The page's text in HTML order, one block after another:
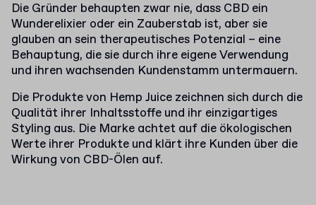
Die Gründer behaupten zwar nie, dass CBD ein
Wunderelixier oder ein Zauberstab ist, aber sie
glauben an sein therapeutisches Potenzial – eine
Behauptung, die sie durch ihre eigene Verwendung
und ihren wachsenden Kundenstamm untermauern.
Die Produkte von Hemp Juice zeichnen sich durch die
Qualität ihrer Inhaltsstoffe und ihr einzigartiges
Styling aus. Die Marke achtet auf die ökologischen
Werte ihrer Produkte und klärt ihre Kunden über die
Wirkung von CBD-Ölen auf.